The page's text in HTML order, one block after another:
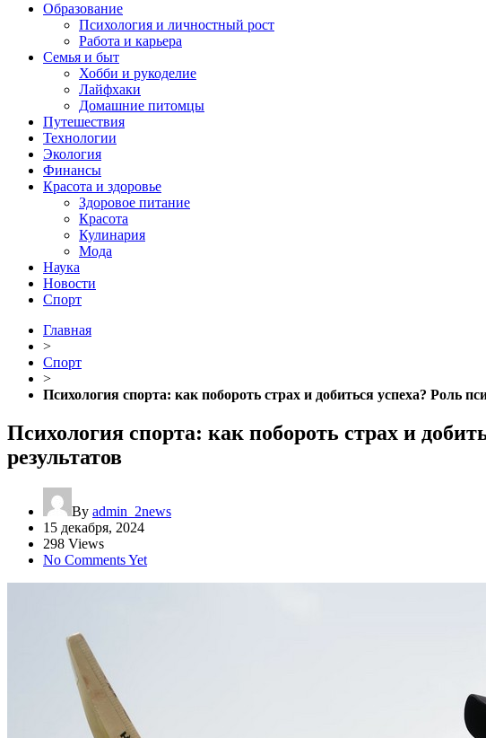
Образование
Психология и личностный рост
Работа и карьера
Семья и быт
Хобби и рукоделие
Лайфхаки
Домашние питомцы
Путешествия
Технологии
Экология
Финансы
Красота и здоровье
Здоровое питание
Красота
Кулинария
Мода
Наука
Новости
Спорт
Главная
>
Спорт
>
Психология спорта: как побороть страх и добиться успеха? Роль
Психология спорта: как побороть страх и
результатов
By admin_2news
15 декабря, 2024
298 Views
No Comments Yet